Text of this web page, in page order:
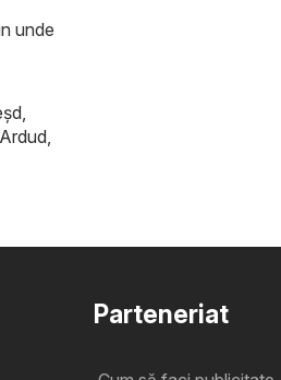
unde
,
Ardud,
Parteneriat